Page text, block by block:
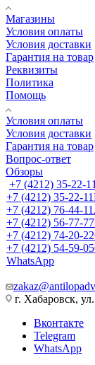
Магазины
Условия оплаты
Условия доставки
Гарантия на товар
Реквизиты
Политика
Помощь
Условия оплаты
Условия доставки
Гарантия на товар
Вопрос-ответ
Обзоры
+7 (4212) 35-22-11
+7 (4212) 35-22-11
+7 (4212) 76-44-11
+7 (4212) 56-77-77
+7 (4212) 74-20-22
+7 (4212) 54-59-05
WhatsApp
г. Хабаровск,
Вконтакте
Telegram
WhatsApp